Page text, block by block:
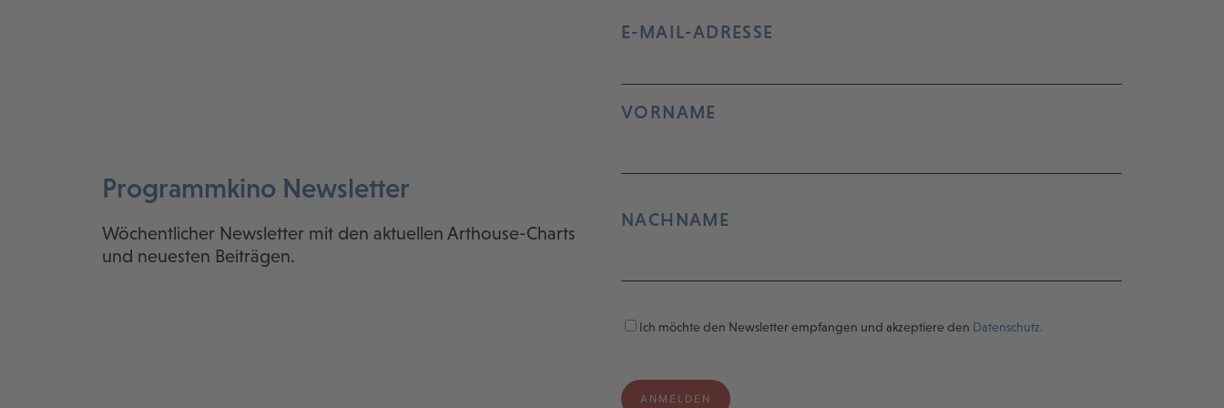
Programmkino Newsletter
Wöchentlicher Newsletter mit den aktuellen Arthouse-Charts
und neuesten Beiträgen.
E-MAIL-ADRESSE
VORNAME
NACHNAME
Ich möchte den Newsletter empfangen und akzeptiere den Datenschutz.